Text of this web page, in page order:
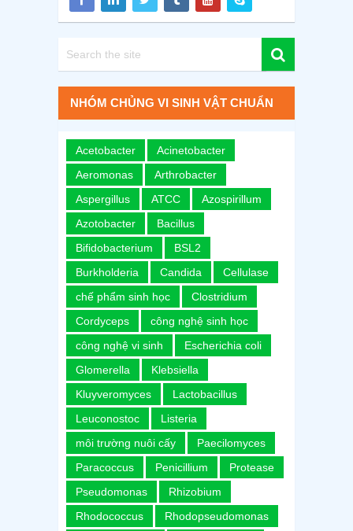
NHÓM CHỦNG VI SINH VẬT CHUẨN
Acetobacter
Acinetobacter
Aeromonas
Arthrobacter
Aspergillus
ATCC
Azospirillum
Azotobacter
Bacillus
Bifidobacterium
BSL2
Burkholderia
Candida
Cellulase
chế phẩm sinh học
Clostridium
Cordyceps
công nghệ sinh học
công nghệ vi sinh
Escherichia coli
Glomerella
Klebsiella
Kluyveromyces
Lactobacillus
Leuconostoc
Listeria
môi trường nuôi cấy
Paecilomyces
Paracoccus
Penicillium
Protease
Pseudomonas
Rhizobium
Rhodococcus
Rhodopseudomonas